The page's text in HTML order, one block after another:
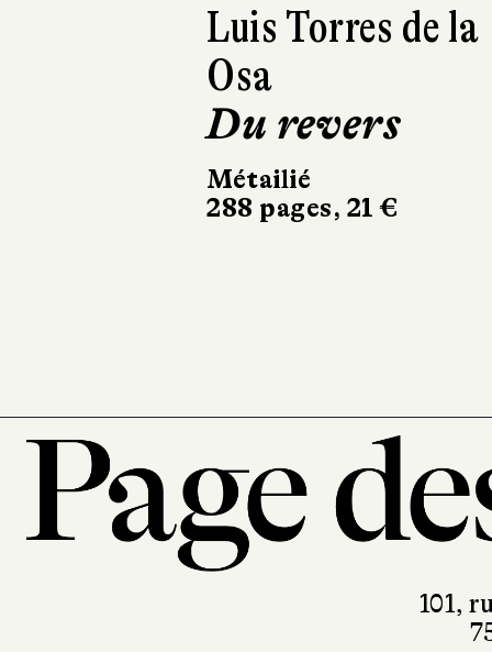
Laurent Coumel,
Tatiana
Tchernobyl :
mémoire
atomisée ?
101,